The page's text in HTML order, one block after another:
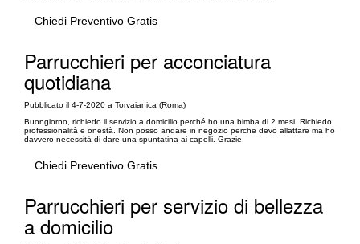
Chiedi Preventivo Gratis
Parrucchieri per acconciatura
quotidiana
Pubblicato il 4-7-2020 a Torvaianica (Roma)
Buongiorno, richiedo il servizio a domicilio perché ho una bimba di 2 mesi. Richiedo
professionalità e onestà. Non posso andare in negozio perche devo allattare ma ho
davvero necessità di dare una spuntatina ai capelli. Grazie.
Chiedi Preventivo Gratis
Parrucchieri per servizio di bellezza
a domicilio